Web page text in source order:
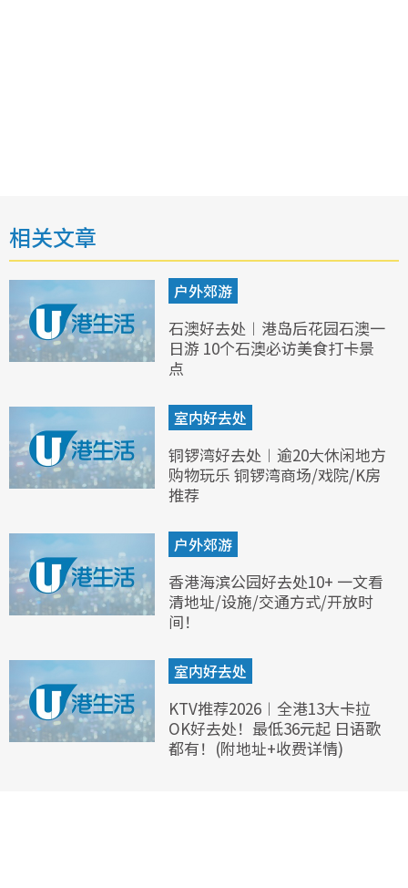
相关文章
户外郊游
石澳好去处︱港岛后花园石澳一
日游 10个石澳必访美食打卡景
点
室内好去处
铜锣湾好去处︱逾20大休闲地方
购物玩乐 铜锣湾商场/戏院/K房
推荐
户外郊游
香港海滨公园好去处10+ 一文看
清地址/设施/交通方式/开放时
间！
室内好去处
KTV推荐2026︱全港13大卡拉
OK好去处！最低36元起 日语歌
都有！(附地址+收费详情)